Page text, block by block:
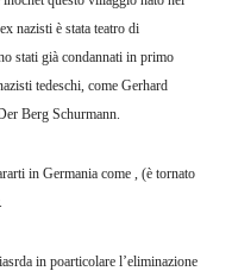
nazisti è stata teatro di
stati già condannati in primo
tedeschi, come Gerhard
Berg Schurmann.
in Germania come , (è tornato
in poarticolare l’eliminazione